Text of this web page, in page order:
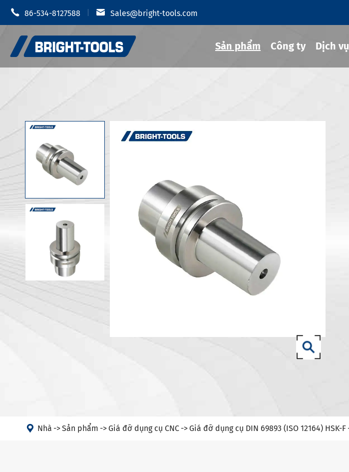
 86-534-8127588  Sales@bright-tools.com
Sản phẩm
Giá đỡ dụng cụ CNC
Công cụ tĩnh và điều khiển
Phụ Kiện Giá đỡ dụng cụ
Chống rung
Máy
Mâm cặp thủy lực
Giá đỡ dụng cụ JIS B 6339-bbt
Giá đỡ dụng cụ JIS B 6339-nbt
Giá đỡ dụng cụ DIN 69871-sk
Giá đỡ dụng cụ DIN 69871-iso
Hộp đựng dụng cụ Mèo/mèo ANSI b5.50
Giá đỡ dụng cụ DIN 69893 (ISO 12164) HSK-A
Giá đỡ dụng cụ DIN 69893 (ISO 12164) HSK-E
Công ty Dịch vụ
 Nhà Sản phẩm Giá đỡ dụng cụ CNC Giá đỡ dụng cụ DIN 69893 (ISO 12164) HSK-F